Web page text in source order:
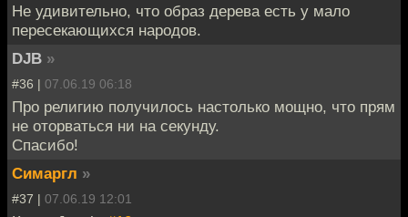
Не удивительно, что образ дерева есть у мало
пересекающихся народов.
DJB »
#36 | 07.06.19 06:18
Про религию получилось настолько мощно, что прям
не оторваться ни на секунду.
Спасибо!
Симаргл »
#37 | 07.06.19 12:01